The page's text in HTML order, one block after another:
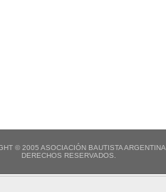
© 2005 ASOCIACIÓN BAUTISTA ARGENTINA.
DERECHOS RESERVADOS.